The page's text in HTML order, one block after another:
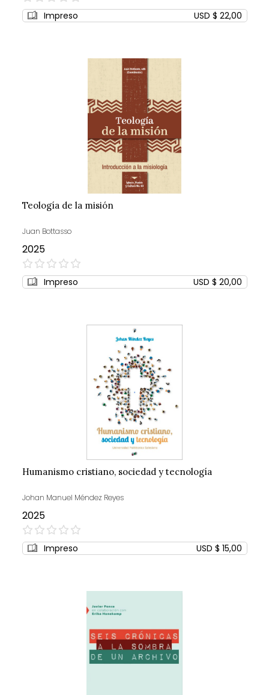
0%
Impreso USD $ 22,00
Teología de la misión
Juan Bottasso
2025
0%
Impreso USD $ 20,00
Humanismo cristiano, sociedad y tecnología
Johan Manuel Méndez Reyes
2025
0%
Impreso USD $ 15,00